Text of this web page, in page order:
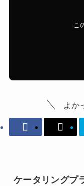
こ
よか
ケータリングプ